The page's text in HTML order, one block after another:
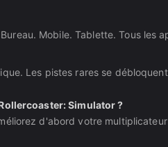
Mobile. Tablette. Tous les
Les pistes rares se
Simulator ?
d'abord votre